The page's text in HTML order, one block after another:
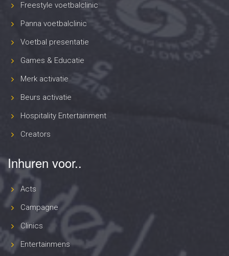
Freestyle voetbalclinic
Panna voetbalclinic
Voetbal presentatie
Games & Educatie
Merk activatie
Beurs activatie
Hospitality Entertainment
Creators
Inhuren voor..
Acts
Campagne
Clinics
Entertainmens